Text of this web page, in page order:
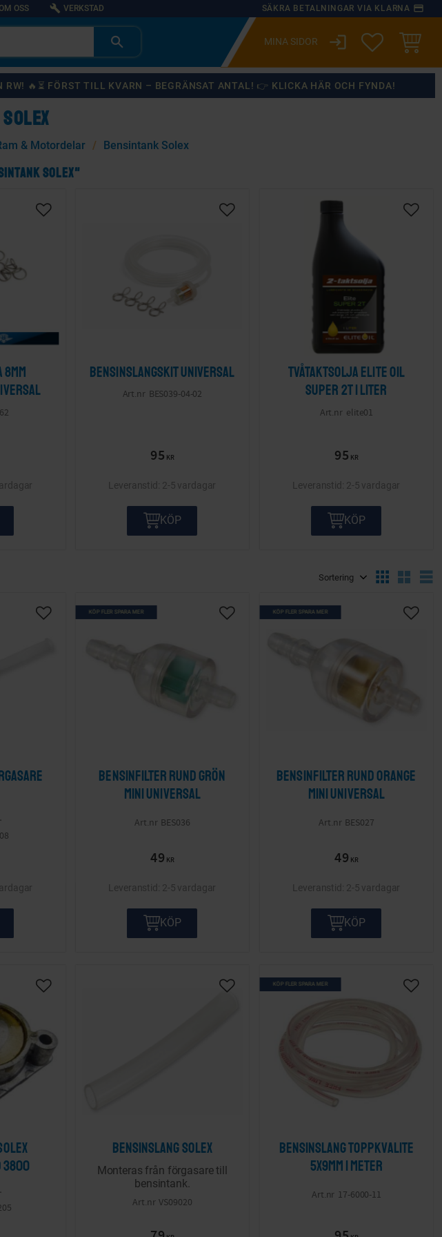
OM OSS build VERKSTAD SÄKRA BETALNINGAR VIA KLARNA payment
login ÖNSKELISTA
🔥⏳ FÖRST TILL KVARN – BEGRÄNSAT ANTAL! 👉 KLICKA HÄR OCH FYNDA!
& Motordelar Bensintank Solex
SOLEX"
Bensinslangskit Universal
BES039-04-02
95 KR
2-5 vardagar
KÖP
Tvåtaktsolja Elite Oil
super 2T 1 liter
elite01
95 KR
2-5 vardagar
KÖP
Lägg till i önskelista
Bensinfilter rund grön
mini Universal
BES036
49 KR
KÖP FLER SPARA MER
Lägg till i önskelista
2-5 vardagar
KÖP
Bensinfilter rund orange
mini Universal
BES027
49 KR
KÖP FLER SPARA MER
Lägg
2-5 vardagar
KÖP
Lägg till i önskelista
Bensinslang Solex
Monteras från förgasare till
bensintank.
VS09020
Lägg till i önskelista
Bensinslang Toppkvalite
5x9mm 1 meter
17-6000-11
KÖP FLER SPARA MER
Lägg